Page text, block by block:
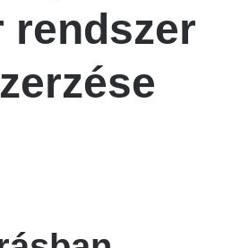
rendszer